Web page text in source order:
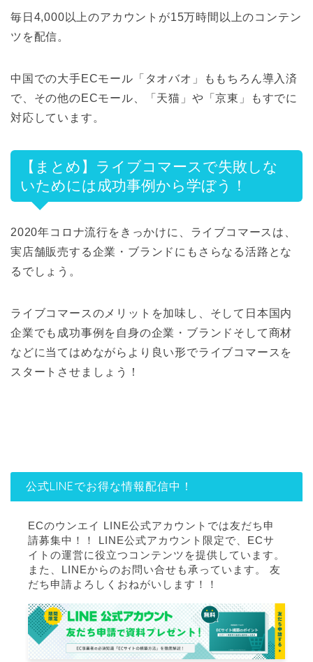
毎日4,000以上のアカウントが15万時間以上のコンテン
ツを配信。
中国での大手ECモール「タオバオ」ももちろん導入済
で、その他のECモール、「天猫」や「京東」もすでに
対応しています。
【まとめ】ライブコマースで失敗しな
いためには成功事例から学ぼう！
2020年コロナ流行をきっかけに、ライブコマースは、
実店舗販売する企業・ブランドにもさらなる活路とな
るでしょう。
ライブコマースのメリットを加味し、そして日本国内
企業でも成功事例を自身の企業・ブランドそして商材
などに当てはめながらより良い形でライブコマースを
スタートさせましょう！
公式LINEでお得な情報配信中！
ECのウンエイ LINE公式アカウントでは友だち申
請募集中！！ LINE公式アカウント限定で、ECサ
イトの運営に役立つコンテンツを提供しています。
また、LINEからのお問い合せも承っています。 友
だち申請よろしくおねがいします！！